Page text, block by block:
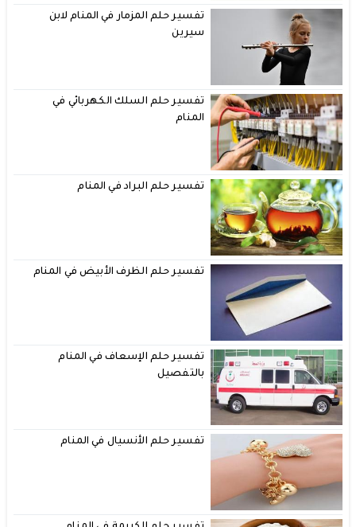
تفسير حلم المزمار في المنام لابن
سيرين
تفسير حلم السلك الكهربائي في
المنام
تفسير حلم البراد في المنام
تفسير حلم الظرف الأبيض في المنام
تفسير حلم الإسعاف في المنام
بالتفصيل
تفسير حلم الأنسيال في المنام